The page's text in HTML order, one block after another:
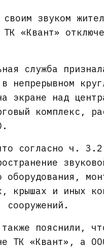
своим звуком
ТК «Квант»
служба
непрерывном
экране над
комплекс,
согласно ч.
оборудования,
крышах и иных
сооружений.
пояснили,
ТК «Квант», а